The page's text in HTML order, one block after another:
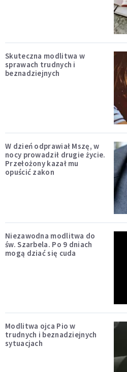
Skuteczna modlitwa w
sprawach trudnych i
beznadziejnych
W dzień odprawiał Mszę, w
nocy prowadził drugie życie.
Przełożony kazał mu
opuścić zakon
Niezawodna modlitwa do
św. Szarbela. Po 9 dniach
mogą dziać się cuda
Modlitwa ojca Pio w
trudnych i beznadziejnych
sytuacjach